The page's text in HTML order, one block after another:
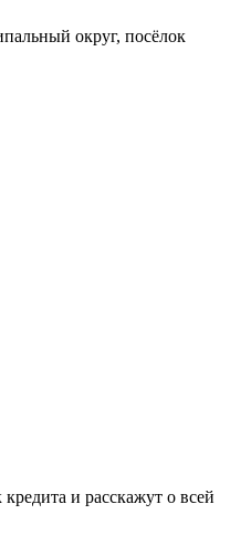
округ, посёлок
и расскажут о всей